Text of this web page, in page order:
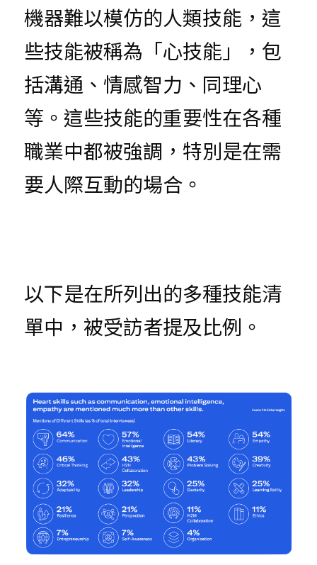
機器難以模仿的人類技能，這
些技能被稱為「心技能」，包
括溝通、情感智力、同理心
等。這些技能的重要性在各種
職業中都被強調，特別是在需
要人際互動的場合。
以下是在所列出的多種技能清
單中，被受訪者提及比例。